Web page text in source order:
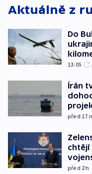
Aktuálně z
Do
13:05
Írán
před 17
chtějí
před 2h